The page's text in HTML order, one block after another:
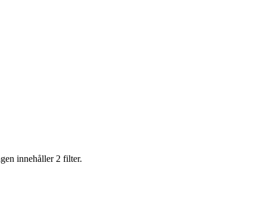
innehåller 2 filter.